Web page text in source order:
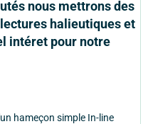
nous mettrons des
halieutiques et
intéret pour notre
hameçon simple In-line